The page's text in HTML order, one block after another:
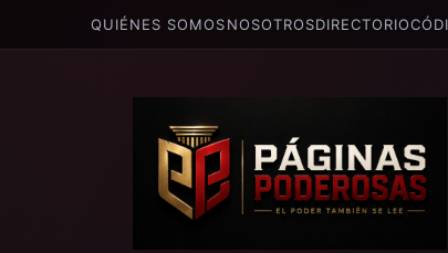
QUIÉNES SOMOSNOSOTROSDIRECTORIO